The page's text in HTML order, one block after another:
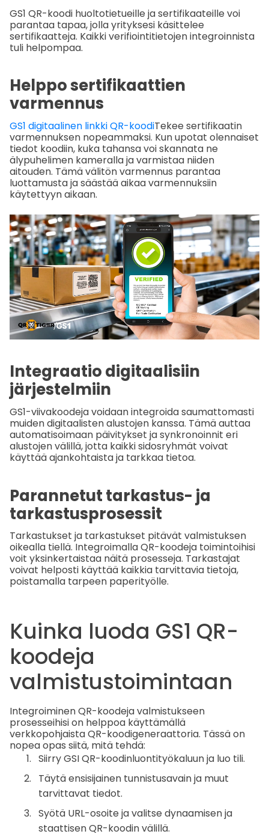
GS1 QR-koodi huoltotietueille ja sertifikaateille voi
parantaa tapaa, jolla yrityksesi käsittelee
sertifikaatteja. Kaikki verifiointitietojen integroinnista
tuli helpompaa.
Helppo sertifikaattien
varmennus
GS1 digitaalinen linkki QR-koodiTekee sertifikaatin
varmennuksen nopeammaksi. Kun upotat olennaiset
tiedot koodiin, kuka tahansa voi skannata ne
älypuhelimen kameralla ja varmistaa niiden
aitouden. Tämä välitön varmennus parantaa
luottamusta ja säästää aikaa varmennuksiin
käytettyyn aikaan.
Integraatio digitaalisiin
järjestelmiin
GS1-viivakoodeja voidaan integroida saumattomasti
muiden digitaalisten alustojen kanssa. Tämä auttaa
automatisoimaan päivitykset ja synkronoinnit eri
alustojen välillä, jotta kaikki sidosryhmät voivat
käyttää ajankohtaista ja tarkkaa tietoa.
Parannetut tarkastus- ja
tarkastusprosessit
Tarkastukset ja tarkastukset pitävät valmistuksen
oikealla tiellä. Integroimalla QR-koodeja toimintoihisi
voit yksinkertaistaa näitä prosesseja. Tarkastajat
voivat helposti käyttää kaikkia tarvittavia tietoja,
poistamalla tarpeen paperityölle.
Kuinka luoda GS1 QR-
koodeja
valmistustoimintaan
Integroiminen QR-koodeja valmistukseen
prosesseihisi on helppoa käyttämällä
verkkopohjaista QR-koodigeneraattoria. Tässä on
nopea opas siitä, mitä tehdä:
Siirry GSI QR-koodinluontityökaluun ja luo tili.
Täytä ensisijainen tunnistusavain ja muut
tarvittavat tiedot.
Syötä URL-osoite ja valitse dynaamisen ja
staattisen QR-koodin välillä.